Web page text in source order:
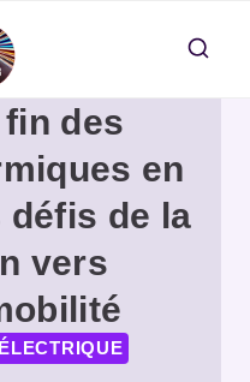
fin des
en
défis de la
vers